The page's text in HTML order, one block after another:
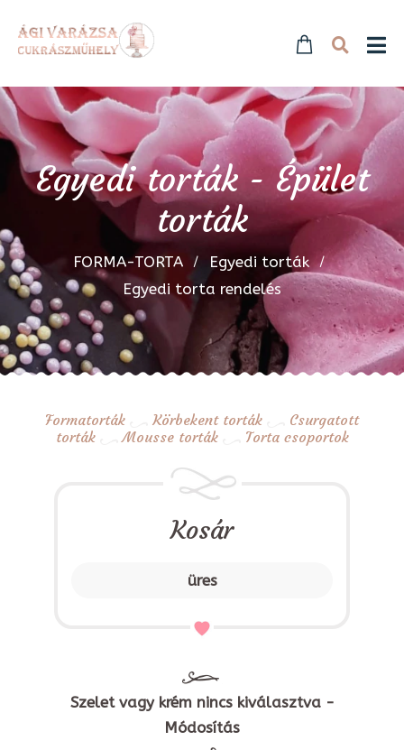
Egyedi torták - Épület
torták
FORMA-TORTA
Egyedi torták
Egyedi torta rendelés
Formatorták Körbekent torták
Csurgatott
torták
Mousse torták Torta csoportok
Kosár
üres
Szelet vagy krém nincs kiválasztva -
Módosítás